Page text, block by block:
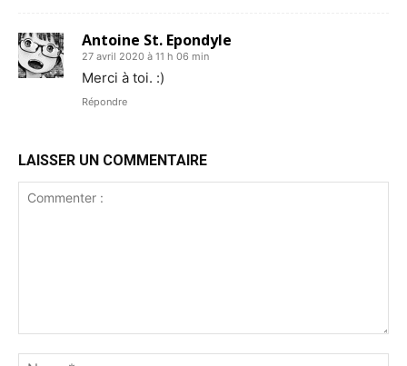
Antoine St. Epondyle
27 avril 2020 à 11 h 06 min
Merci à toi. :)
Répondre
LAISSER UN COMMENTAIRE